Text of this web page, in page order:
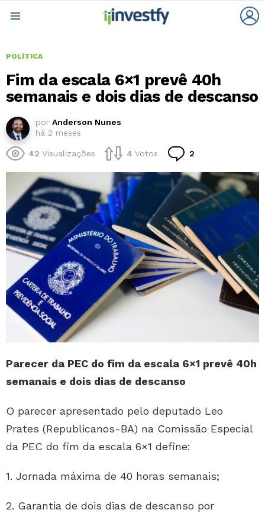
POLÍTICA
Fim da escala 6×1 prevê 40h
semanais e dois dias de descanso
por Anderson Nunes
há 2 meses
42 Visualizações 4 Votos 2
Parecer da PEC do fim da escala 6×1 prevê 40h
semanais e dois dias de descanso
O parecer apresentado pelo deputado Leo
Prates (Republicanos-BA) na Comissão Especial
da PEC do fim da escala 6×1 define:
1. Jornada máxima de 40 horas semanais;
2. Garantia de dois dias de descanso por